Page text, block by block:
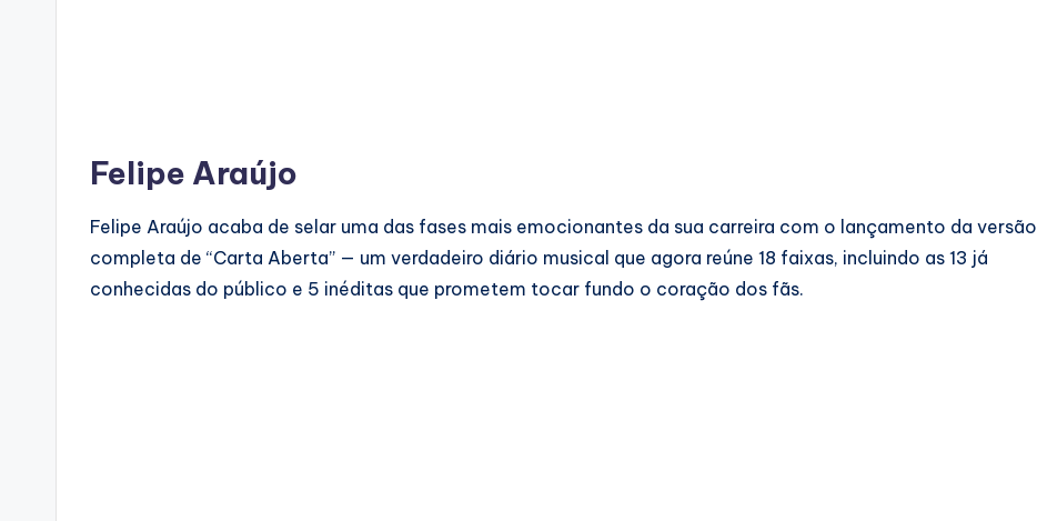
Felipe Araújo
Felipe Araújo acaba de selar uma das fases mais emocionantes da sua carreira com o lançamento da versão
completa de “Carta Aberta” — um verdadeiro diário musical que agora reúne 18 faixas, incluindo as 13 já
conhecidas do público e 5 inéditas que prometem tocar fundo o coração dos fãs.